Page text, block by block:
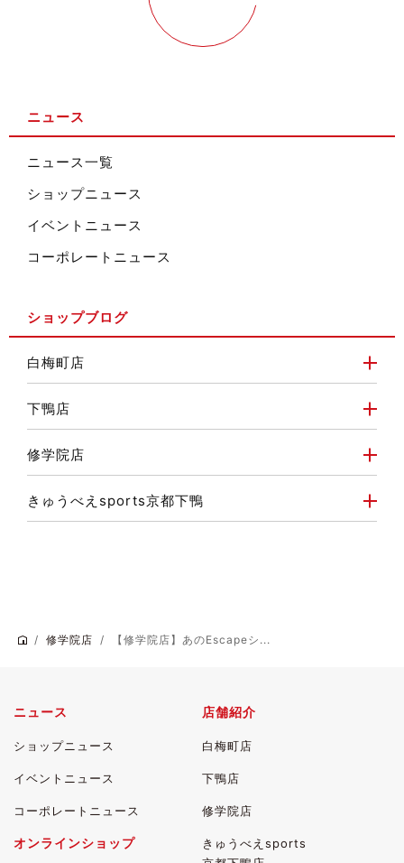
ニュース
ニュース一覧
ショップニュース
イベントニュース
コーポレートニュース
ショップブログ
白梅町店
下鴨店
修学院店
きゅうべえsports京都下鴨
修学院店 【修学院店】あのEscapeシ...
ニュース
ショップニュース
イベントニュース
コーポレートニュース
店舗紹介
白梅町店
下鴨店
修学院店
きゅうべえsports
オンラインショップ